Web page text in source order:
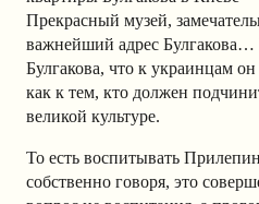
Прекрасный музей,
важнейший адрес
Булгакова, что к украинцам
как к тем, кто должен
великой культуре.
То есть воспитывать
собственно говоря, это